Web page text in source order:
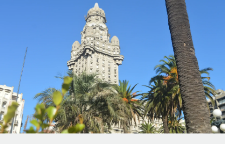
全球合同工入职与管理
外包复杂雇佣任务
Remote Embedded
将人力资源无缝融入工作流程
了解我们的竞争优势
成长阶段
为成长型企业量身打造的全球敏捷型人力资源与薪资解决方案
中型市场
通过定制化人力资源解决方案扩展团队
企业
计算任何国家的员工总成本
合同工薪酬结算计算器
探索全球合同工的结算货币选项与结算速度
通过 REMOTE 学习
研究与指引
案例研究
人力资源术语表
Français
Deutsch
Español
Italiano
登录